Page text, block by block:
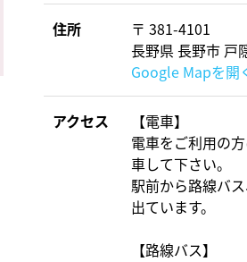
住所
〒 381-4101
長野県 長野市 戸
Google Mapを開
アクセス
【電車】
電車をご利用の
車して下さい。
駅前から路線バ
出ています。
【路線バス】